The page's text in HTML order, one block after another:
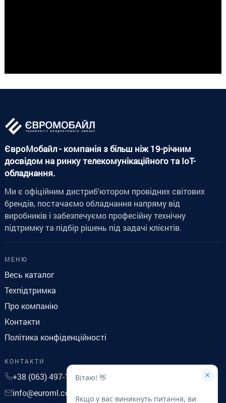
Вітаю! 👋
Якщо у вас виникнуть питання, ви
×
ЄвроМобайл - компанія з більш ніж 19-річним
досвідом на ринку телекомунікаційного та IoT-
обладнання.
Ми є офіційним дистриб'ютором провідних світових
брендів, постачаємо обладнання напряму від
виробників і забезпечуємо професійну технічну
підтримку та підбір рішень під задачі клієнтів.
МЕНЮ
Весь каталог
Техпідтримка
Про компанію
Контакти
Політика конфіденційності
КОНТАКТИ
+38 (063) 497-14-41
info@euroml.com.ua